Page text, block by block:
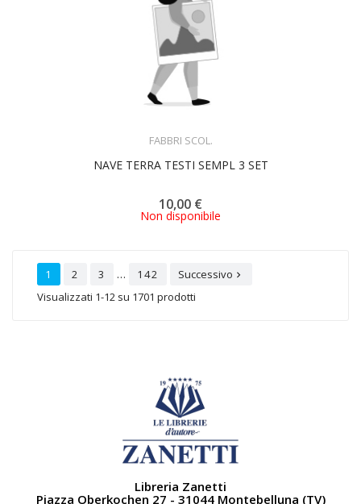
FABBRI SCOL.
NAVE TERRA TESTI SEMPL 3 SET
10,00 €
Non disponibile
1 2 3 … 142 Successivo 
Visualizzati 1-12 su 1701 prodotti
Libreria Zanetti
Piazza Oberkochen 27 - 31044 Montebelluna (TV)